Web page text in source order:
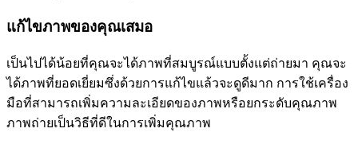
แก้ไขภาพของคุณเสมอ
เป็นไปได้น้อยที่คุณจะได้ภาพที่สมบูรณ์แบบตั้งแต่ถ่ายมา คุณจะ
ได้ภาพที่ยอดเยี่ยมซึ่งด้วยการแก้ไขแล้วจะดูดีมาก การใช้เครื่อง
มือที่สามารถเพิ่มความละเอียดของภาพหรือยกระดับคุณภาพ
ภาพถ่ายเป็นวิธีที่ดีในการเพิ่มคุณภาพ